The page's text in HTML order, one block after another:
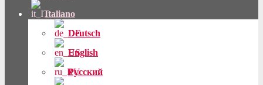
Italiano
Deutsch
English
Русский